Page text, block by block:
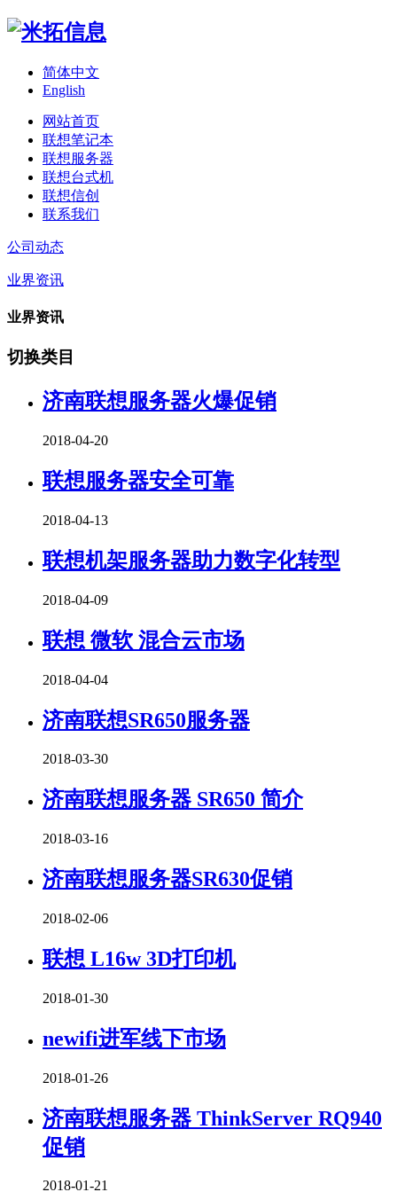
简体中文
English
网站首页
联想笔记本
联想服务器
联想台式机
联想信创
联系我们
公司动态
业界资讯
业界资讯
切换类目
济南联想服务器火爆促销
2018-04-20
联想服务器安全可靠
2018-04-13
联想机架服务器助力数字化转型
2018-04-09
联想 微软 混合云市场
2018-04-04
济南联想SR650服务器
2018-03-30
济南联想服务器 SR650 简介
2018-03-16
济南联想服务器SR630促销
2018-02-06
联想 L16w 3D打印机
2018-01-30
newifi进军线下市场
2018-01-26
济南联想服务器 ThinkServer RQ940
促销
2018-01-21